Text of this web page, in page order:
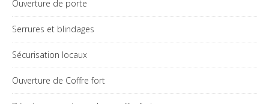
Ouverture de porte
Serrures et blindages
Sécurisation locaux
Ouverture de Coffre fort